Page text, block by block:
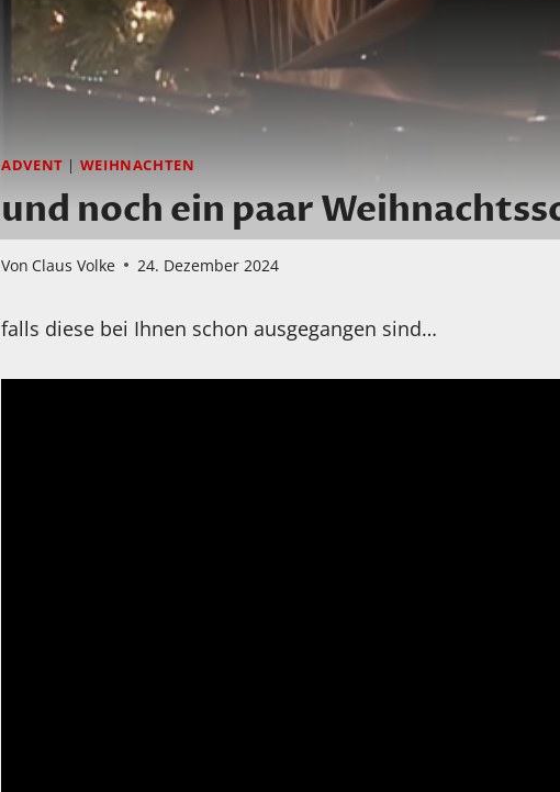
ADVENT | WEIHNACHTEN
und noch ein paar
Von Claus Volke 24. Dezember 2024
falls diese bei Ihnen schon ausgegangen sind…